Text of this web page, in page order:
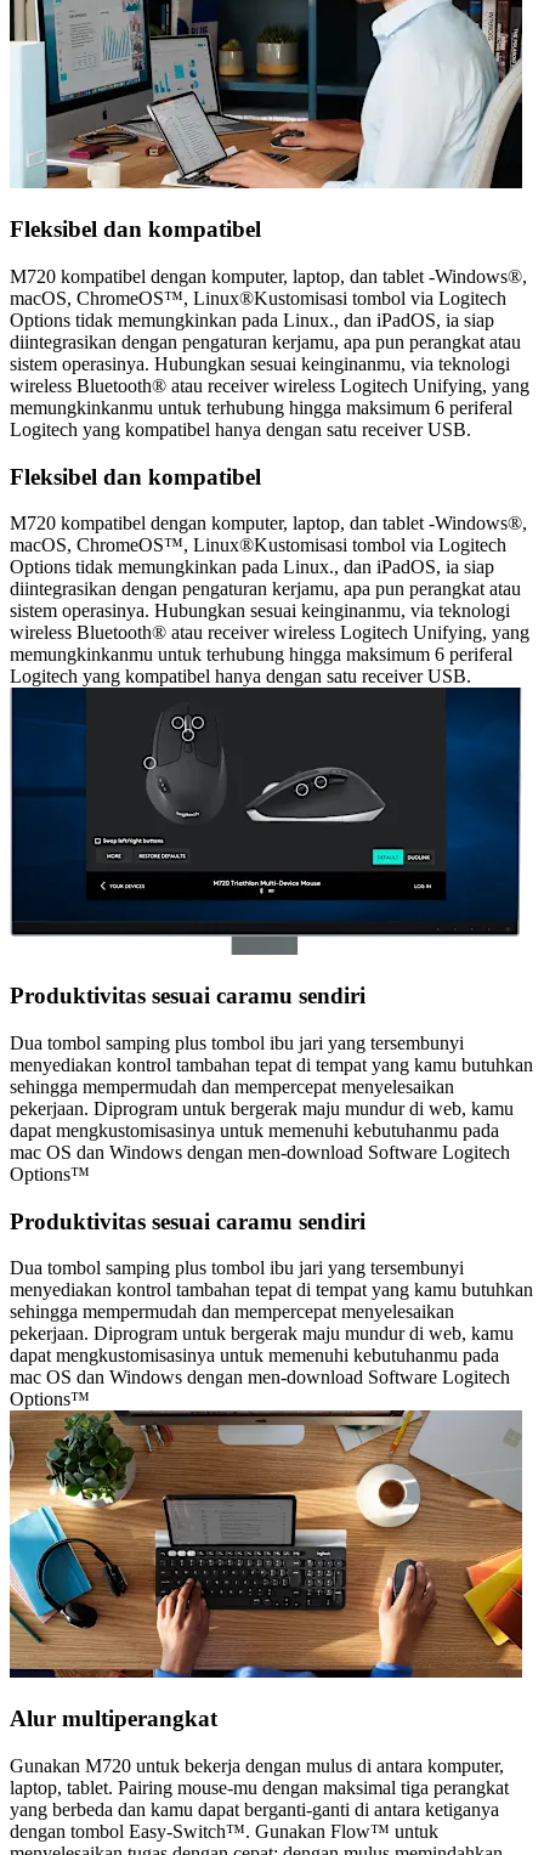
Fleksibel dan kompatibel
M720 kompatibel dengan komputer, laptop, dan tablet -Windows®,
macOS, ChromeOS™, Linux®Kustomisasi tombol via Logitech
Options tidak memungkinkan pada Linux., dan iPadOS, ia siap
diintegrasikan dengan pengaturan kerjamu, apa pun perangkat atau
sistem operasinya. Hubungkan sesuai keinginanmu, via teknologi
wireless Bluetooth® atau receiver wireless Logitech Unifying, yang
memungkinkanmu untuk terhubung hingga maksimum 6 periferal
Logitech yang kompatibel hanya dengan satu receiver USB.
Fleksibel dan kompatibel
M720 kompatibel dengan komputer, laptop, dan tablet -Windows®,
macOS, ChromeOS™, Linux®Kustomisasi tombol via Logitech
Options tidak memungkinkan pada Linux., dan iPadOS, ia siap
diintegrasikan dengan pengaturan kerjamu, apa pun perangkat atau
sistem operasinya. Hubungkan sesuai keinginanmu, via teknologi
wireless Bluetooth® atau receiver wireless Logitech Unifying, yang
memungkinkanmu untuk terhubung hingga maksimum 6 periferal
Logitech yang kompatibel hanya dengan satu receiver USB.
Produktivitas sesuai caramu sendiri
Dua tombol samping plus tombol ibu jari yang tersembunyi
menyediakan kontrol tambahan tepat di tempat yang kamu butuhkan
sehingga mempermudah dan mempercepat menyelesaikan
pekerjaan. Diprogram untuk bergerak maju mundur di web, kamu
dapat mengkustomisasinya untuk memenuhi kebutuhanmu pada
mac OS dan Windows dengan men-download Software Logitech
Options™
Produktivitas sesuai caramu sendiri
Dua tombol samping plus tombol ibu jari yang tersembunyi
menyediakan kontrol tambahan tepat di tempat yang kamu butuhkan
sehingga mempermudah dan mempercepat menyelesaikan
pekerjaan. Diprogram untuk bergerak maju mundur di web, kamu
dapat mengkustomisasinya untuk memenuhi kebutuhanmu pada
mac OS dan Windows dengan men-download Software Logitech
Options™
Alur multiperangkat
Gunakan M720 untuk bekerja dengan mulus di antara komputer,
laptop, tablet. Pairing mouse-mu dengan maksimal tiga perangkat
yang berbeda dan kamu dapat berganti-ganti di antara ketiganya
dengan tombol Easy-Switch™. Gunakan Flow™ untuk